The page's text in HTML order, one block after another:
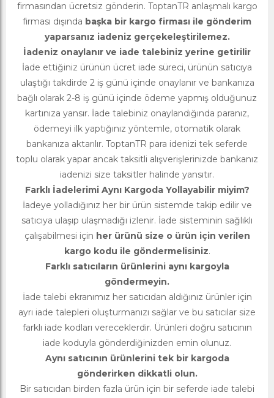
firmasından ücretsiz gönderin. ToptanTR anlaşmalı kargo
firması dışında başka bir kargo firması ile gönderim
yaparsanız iadeniz gerçekeleştirilemez.
İadeniz onaylanır ve iade talebiniz yerine getirilir
İade ettiğiniz ürünün ücret iade süreci, ürünün satıcıya
ulaştığı takdirde 2 iş günü içinde onaylanır ve bankanıza
bağlı olarak 2-8 iş günü içinde ödeme yapmış olduğunuz
kartınıza yansır. İade talebiniz onaylandığında paranız,
ödemeyi ilk yaptığınız yöntemle, otomatik olarak
bankanıza aktarılır. ToptanTR para idenizi tek seferde
toplu olarak yapar ancak taksitli alışverişlerinizde bankanız
iadenizi size taksitler halinde yansıtır.
Farklı İadelerimi Aynı Kargoda Yollayabilir miyim?
İadeye yolladığınız her bir ürün sistemde takip edilir ve
satıcıya ulaşıp ulaşmadığı izlenir. İade sisteminin sağlıklı
çalışabilmesi için her ürünü size o ürün için verilen
kargo kodu ile göndermelisiniz.
Farklı satıcıların ürünlerini aynı kargoyla
göndermeyin.
İade talebi ekranımız her satıcıdan aldığınız ürünler için
ayrı iade talepleri oluşturmanızı sağlar ve bu satıcılar size
farklı iade kodları vereceklerdir. Ürünleri doğru satıcının
iade koduyla gönderdiğinizden emin olunuz.
Aynı satıcının ürünlerini tek bir kargoda
gönderirken dikkatli olun.
Bir satıcıdan birden fazla ürün için bir seferde iade talebi